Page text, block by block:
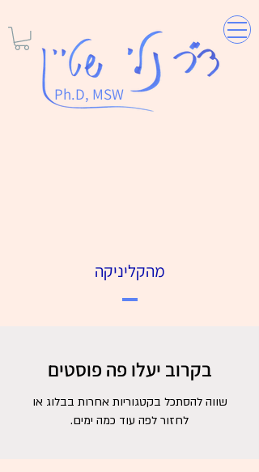
Ph.D, MSW
מהקליניקה
בקרוב יעלו פה פוסטים
שווה להסתכל בקטגוריות אחרות בבלוג או
לחזור לפה עוד כמה ימים.